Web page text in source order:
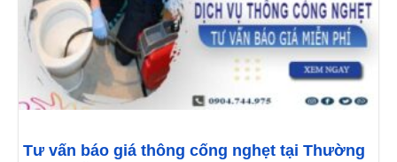
Tư vấn báo giá thông cống nghẹt tại Thường